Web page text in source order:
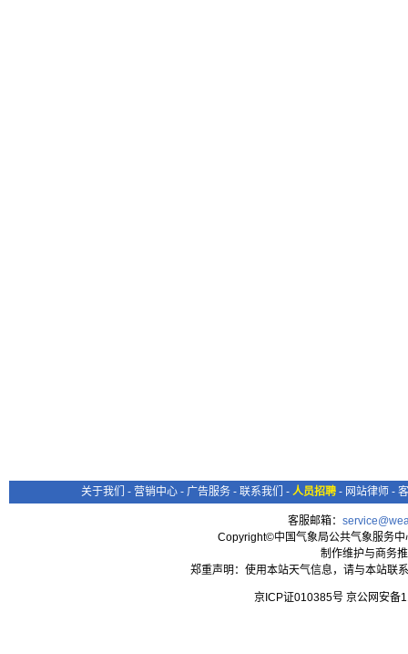
关于我们 - 营销中心 - 广告服务 - 联系我们 - 人员招聘 - 网站律师 -
客服邮箱：
Copyright©中国气象局公共气象服务
制作维护与商务
郑重声明：使用本站天气信息，请与本站联
京ICP证010385号 京公网安备